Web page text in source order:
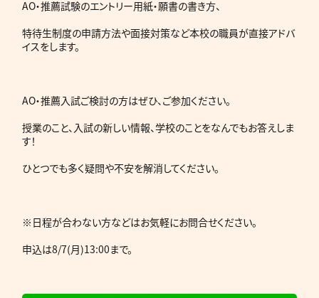
AO・推薦試験のエントリー用紙・願書の書き方、
特待生制度の申請方法や面接対策など本校の職員が直接アドバ
イスをします。
AO・推薦入試ご検討の方はぜひ、ご参加ください。
授業のこと、入試の新しい情報、学校のことをなんでもお答えしま
す！
ひとつでも多く疑問や不安を解消してください。
※日程が合わない方などはお気軽にお問合せください。
申込は8/7(月)13:00まで。